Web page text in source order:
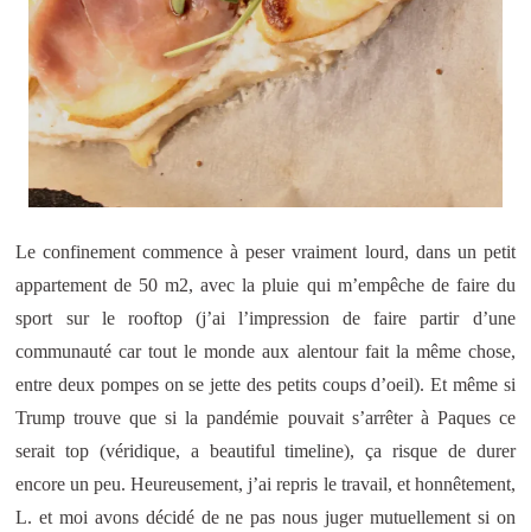
Le confinement commence à peser vraiment lourd, dans un petit
appartement de 50 m2, avec la pluie qui m’empêche de faire du
sport sur le rooftop (j’ai l’impression de faire partir d’une
communauté car tout le monde aux alentour fait la même chose,
entre deux pompes on se jette des petits coups d’oeil). Et même si
Trump trouve que si la pandémie pouvait s’arrêter à Paques ce
serait top (véridique, a beautiful timeline), ça risque de durer
encore un peu. Heureusement, j’ai repris le travail, et honnêtement,
L. et moi avons décidé de ne pas nous juger mutuellement si on